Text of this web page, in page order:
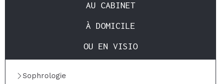
AU CABINET
À DOMICILE
OU EN VISIO
Sophrologie